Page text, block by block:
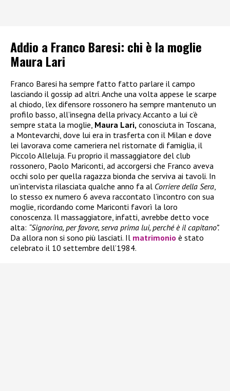
Addio a Franco Baresi: chi è la moglie
Maura Lari
Franco Baresi ha sempre fatto fatto parlare il campo
lasciando il gossip ad altri. Anche una volta appese le scarpe
al chiodo, l’ex difensore rossonero ha sempre mantenuto un
profilo basso, all’insegna della privacy. Accanto a lui c’è
sempre stata la moglie, Maura Lari, conosciuta in Toscana,
a Montevarchi, dove lui era in trasferta con il Milan e dove
lei lavorava come cameriera nel ristornate di famiglia, il
Piccolo Alleluja. Fu proprio il massaggiatore del club
rossonero, Paolo Mariconti, ad accorgersi che Franco aveva
occhi solo per quella ragazza bionda che serviva ai tavoli. In
un’intervista rilasciata qualche anno fa al Corriere della Sera,
lo stesso ex numero 6 aveva raccontato l’incontro con sua
moglie, ricordando come Mariconti favorì la loro
conoscenza. Il massaggiatore, infatti, avrebbe detto voce
alta: “Signorina, per favore, serva prima lui, perché è il capitano”.
Da allora non si sono più lasciati. Il matrimonio è stato
celebrato il 10 settembre dell’1984.